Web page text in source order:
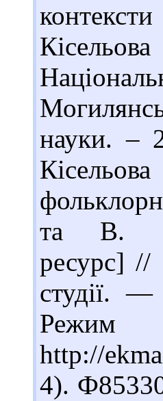
науки. –
та В.
ресурс] //
студії.
http://
4).